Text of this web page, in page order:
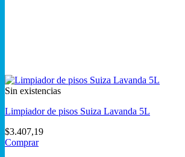
Sin existencias
Limpiador de pisos Suiza Lavanda 5L
$3.407,19
Comprar